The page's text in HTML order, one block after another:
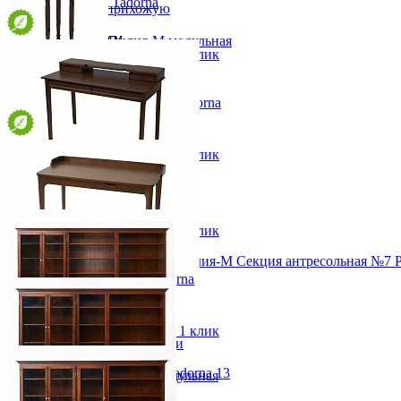
Наборы в прихожую
Обувницы
Прихожая Вилия-М модульная
Скамьи и банкетки
Тумбы и комоды
Шкафы для прихожей
Модульная прихожая Вилия-М Секция антресольная №7
14 244 ₽
Детская
Двухъярусные кровати
Декор в детскую
Детская Вилия-М модульная
Детские гарнитуры
от 62 500 ₽
86,4х130,9х38,5 см
Быстро купить в 1 клик
Подставка под цветы 10/А Tadorna
от 13 900 ₽
30х75х30 см
В корзину Быстро купить в 1 клик
Стол письменный 201 Tadorna
от 44 900 ₽
120х85х60 см
В корзину Быстро купить в 1 клик
Стол письменный 200 Tadorna
от 38 700 ₽
123,2х81х61,6 см
В корзину
Быстро купить в 1 клик
Библиотека для кабинета Tadorna 13
от 296 600 ₽